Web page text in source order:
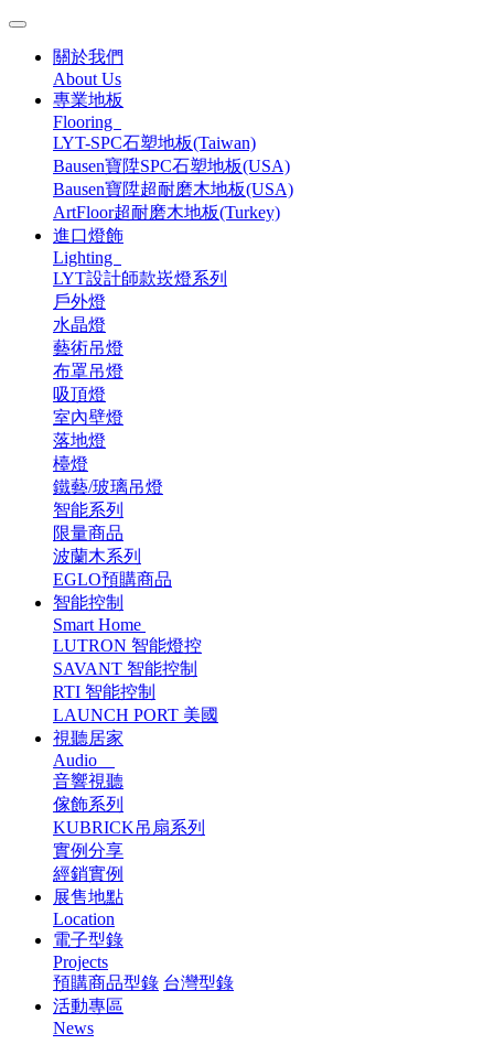
關於我們
About Us
專業地板
Flooring
LYT-SPC石塑地板(Taiwan)
Bausen寶陞SPC石塑地板(USA)
Bausen寶陞超耐磨木地板(USA)
ArtFloor超耐磨木地板(Turkey)
進口燈飾
Lighting
LYT設計師款崁燈系列
戶外燈
水晶燈
藝術吊燈
布罩吊燈
吸頂燈
室內壁燈
落地燈
檯燈
鐵藝/玻璃吊燈
智能系列
限量商品
波蘭木系列
EGLO預購商品
智能控制
Smart Home
LUTRON 智能燈控
SAVANT 智能控制
RTI 智能控制
LAUNCH PORT 美國
視聽居家
Audio
音響視聽
傢飾系列
KUBRICK吊扇系列
實例分享
經銷實例
展售地點
Location
電子型錄
Projects
預購商品型錄 台灣型錄
活動專區
News